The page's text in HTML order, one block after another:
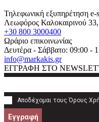
Τηλεφωνική εξυπηρέτηση e-
Λεωφόρος Καλοκαιρινού 33
+30 800 3000400
Ωράριο επικοινωνίας
Δευτέρα - Σάββατο: 09:00 -
info@markakis.gr
ΕΓΓΡΑΦΗ ΣΤΟ
Αποδέχομαι τους Όρους
Εγγραφή